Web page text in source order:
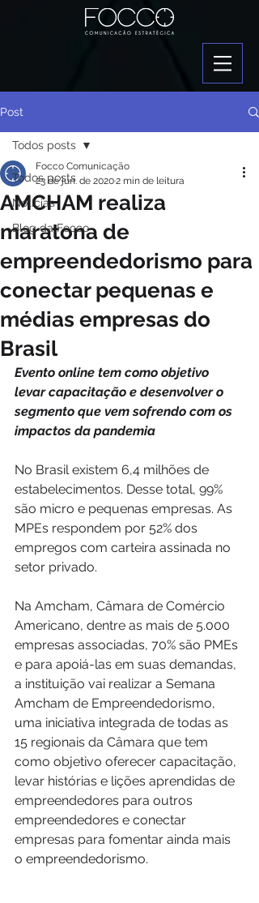
Post
Todos posts
Notícias
Blog da Focco
Todos posts
AMCHAM realiza
maratona de
empreendedorismo para
conectar pequenas e
médias empresas do
Brasil
Focco Comunicação
23 de jun. de 20202 min de leitura
Evento online tem como objetivo
levar capacitação e desenvolver o
segmento que vem sofrendo com os
impactos da pandemia
No Brasil existem 6,4 milhões de
estabelecimentos. Desse total, 99%
são micro e pequenas empresas. As
MPEs respondem por 52% dos
empregos com carteira assinada no
setor privado.
Na Amcham, Câmara de Comércio
Americano, dentre as mais de 5.000
empresas associadas, 70% são PMEs
e para apoiá-las em suas demandas,
a instituição vai realizar a Semana
Amcham de Empreendedorismo,
uma iniciativa integrada de todas as
15 regionais da Câmara que tem
como objetivo oferecer capacitação,
levar histórias e lições aprendidas de
empreendedores para outros
empreendedores e conectar
empresas para fomentar ainda mais
o empreendedorismo.